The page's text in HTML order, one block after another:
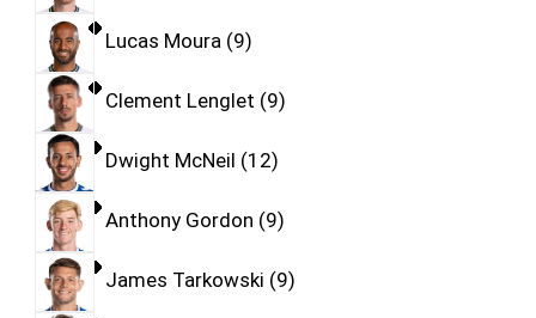
Lucas Moura 9
Clement Lenglet 9
Dwight McNeil 12
Anthony Gordon 9
James Tarkowski 9